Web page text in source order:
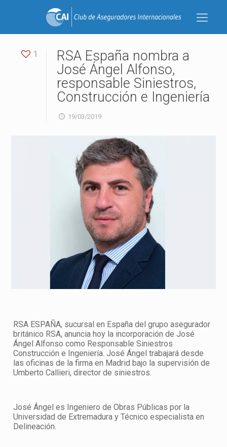
1
RSA España nombra a
José Ángel Alfonso,
responsable Siniestros,
Construcción e Ingeniería
19/03/2019
RSA ESPAÑA, sucursal en España del grupo asegurador
británico RSA, anuncia hoy la incorporación de José
Ángel Alfonso como Responsable Siniestros
Construcción e Ingeniería. José Ángel trabajará desde
las oficinas de la firma en Madrid bajo la supervisión de
Umberto Callieri, director de siniestros.
José Ángel es Ingeniero de Obras Públicas por la
Universidad de Extremadura y Técnico especialista en
Delineación.